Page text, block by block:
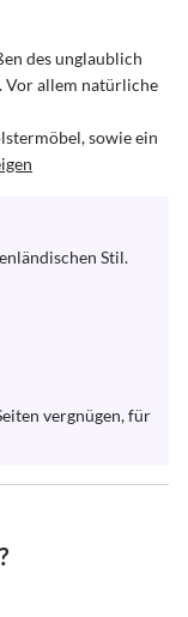
des unglaublich
Vor allem natürliche
sowie ein
Stil.
vergnügen, für